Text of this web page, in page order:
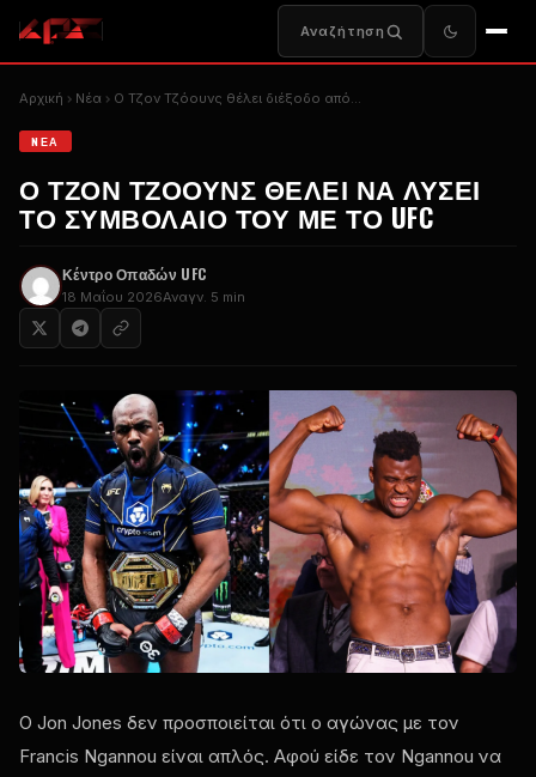
Αναζήτηση
Αρχική Nέα Ο Τζον Τζόουνς θέλει διέξοδο από...
NΈΑ
Ο ΤΖΟΝ ΤΖΌΟΥΝΣ ΘΈΛΕΙ ΝΑ ΛΎΣΕΙ
ΤΟ ΣΥΜΒΌΛΑΙΌ ΤΟΥ ΜΕ ΤΟ UFC
Κέντρο Οπαδών UFC
18 Μαΐου 2026Αναγν. 5 min
Ο Jon Jones δεν προσποιείται ότι ο αγώνας με τον
Francis Ngannou είναι απλός. Αφού είδε τον Ngannou να